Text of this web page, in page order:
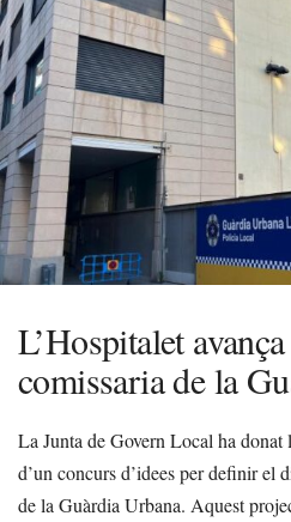
L’Hospitalet
comissaria de la
La Junta de Govern Local ha
d’un concurs d’idees per definir el
de la Guàrdia Urbana. Aquest